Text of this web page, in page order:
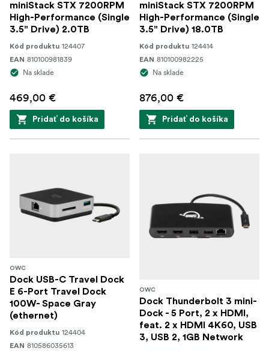
miniStack STX 7200RPM
High-Performance (Single
3.5" Drive) 2.0TB
Kód produktu 124407
EAN 810100981839
Na sklade
469,00 €
Pridať do košíka
miniStack STX 7200RPM
High-Performance (Single
3.5" Drive) 18.0TB
Kód produktu 124414
EAN 810100982225
Na sklade
876,00 €
Pridať do košíka
OWC
Dock USB-C Travel Dock
E 6-Port Travel Dock
100W- Space Gray
(ethernet)
Kód produktu 124404
EAN 810586035613
OWC
Dock Thunderbolt 3 mini-
Dock - 5 Port, 2 x HDMI,
feat. 2 x HDMI 4K60, USB
3, USB 2, 1GB Network